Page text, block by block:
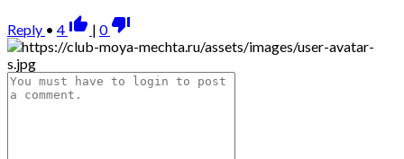
Reply • 4 thumb_up_alt | 0 thumb_down_alt